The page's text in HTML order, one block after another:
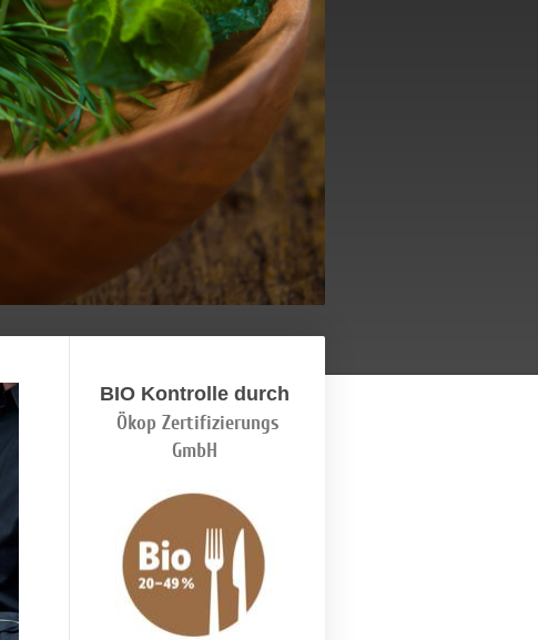
BIO Kontrolle durch
Ökop Zertifizierungs
GmbH